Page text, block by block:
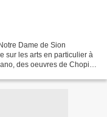
Dame de Sion
sur les arts en particulier à
des oeuvres de Chopin